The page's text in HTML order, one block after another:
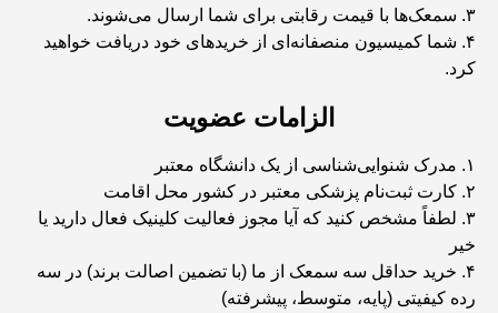
۳. سمعک‌ها با قیمت رقابتی برای شما ارسال می‌شوند.
۴. شما کمیسیون منصفانه‌ای از خریدهای خود دریافت خواهید
کرد.
الزامات عضویت
۱. مدرک شنوایی‌شناسی از یک دانشگاه معتبر
۲. کارت ثبت‌نام پزشکی معتبر در کشور محل اقامت
۳. لطفاً مشخص کنید که آیا مجوز فعالیت کلینیک فعال دارید یا
خیر
۴. خرید حداقل سه سمعک از ما (با تضمین اصالت برند) در سه
رده کیفیتی (پایه، متوسط، پیشرفته)